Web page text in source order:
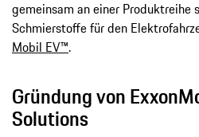
gemeinsam an einer Produktreihe
Schmierstoffe für den
Mobil EV™.
Gründung von
Solutions